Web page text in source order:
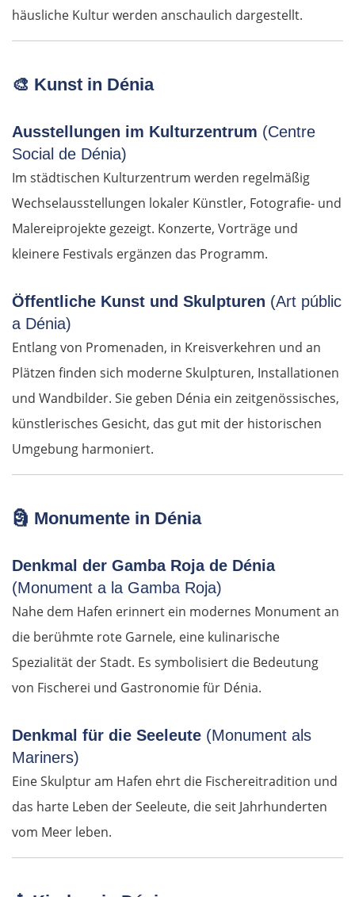
häusliche Kultur werden anschaulich dargestellt.
🎨 Kunst in Dénia
Ausstellungen im Kulturzentrum (Centre
Social de Dénia)
Im städtischen Kulturzentrum werden regelmäßig
Wechselausstellungen lokaler Künstler, Fotografie- und
Malereiprojekte gezeigt. Konzerte, Vorträge und
kleinere Festivals ergänzen das Programm.
Öffentliche Kunst und Skulpturen (Art públic
a Dénia)
Entlang von Promenaden, in Kreisverkehren und an
Plätzen finden sich moderne Skulpturen, Installationen
und Wandbilder. Sie geben Dénia ein zeitgenössisches,
künstlerisches Gesicht, das gut mit der historischen
Umgebung harmoniert.
🗿 Monumente in Dénia
Denkmal der Gamba Roja de Dénia
(Monument a la Gamba Roja)
Nahe dem Hafen erinnert ein modernes Monument an
die berühmte rote Garnele, eine kulinarische
Spezialität der Stadt. Es symbolisiert die Bedeutung
von Fischerei und Gastronomie für Dénia.
Denkmal für die Seeleute (Monument als
Mariners)
Eine Skulptur am Hafen ehrt die Fischereitradition und
das harte Leben der Seeleute, die seit Jahrhunderten
vom Meer leben.
OSTROUTE